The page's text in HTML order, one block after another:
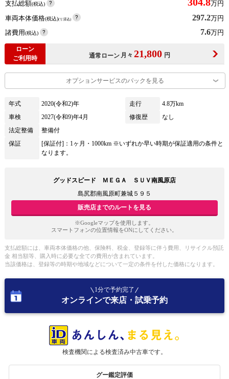
支払総額(税込)
万円
車両本体価格(税込)(リ済込) 297.2万円
諸費用(税込) 7.6万円
ローン
ご利用時
通常ローン 月々 21,800 円
オプションサービスのパックを見る
年式 2020(令和2)年 走行
4.8万km
車検
2027(令和9)年4月 修復歴
なし
法定整備
整備付
保証
[保証付]：1ヶ月・1000km ※いずれか早い時期が保証適用の条件と
なります。
グッドスピード ＭＥＧＡ ＳＵＶ南風原店
島尻郡南風原町兼城５９５
販売店までのルートを見る
※Googleマップを使用します。
スマートフォンの位置情報をONにしてください。
支払総額には、車両本体価格の他、保険料、税金、登録等に伴う費用、リサイクル預託
金 相当額等、購入時に必要な全ての費用が含まれています。
当該価格は、登録等の時期や地域などについて一定の条件を付した価格になります。
1分で予約完了
オンラインで来店・試乗予約
検査機関による検査済み中古車です。
グー鑑定評価